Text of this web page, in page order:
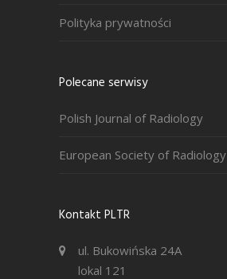
Polityka prywatności
Polecane serwisy
Polish Journal of Radiology
European Society of Radiology
Kontakt PLTR
ul. Bukowińska 24A
lokal 121